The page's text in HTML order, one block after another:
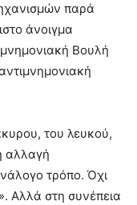
παρά
άνοιγμα
Βουλή
του λευκού,
αλλαγή
τρόπο. Όχι
Αλλά στη συνέπεια